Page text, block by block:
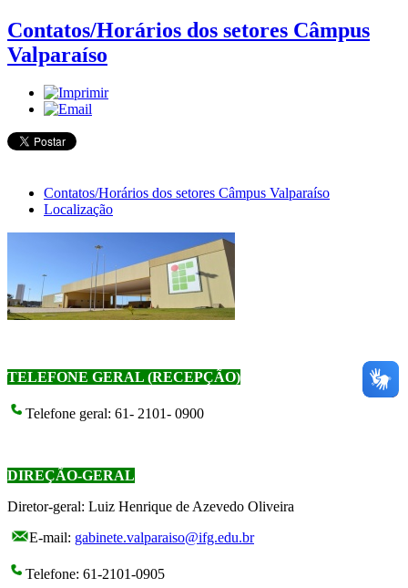
Contatos/Horários dos setores Câmpus
Valparaíso
Contatos/Horários dos setores Câmpus Valparaíso
Localização
TELEFONE GERAL (RECEPÇÃO)
Telefone geral: 61- 2101- 0900
DIREÇÃO-GERAL
Diretor-geral: Luiz Henrique de Azevedo Oliveira
E-mail: gabinete.valparaiso@ifg.edu.br
Telefone: 61-2101-0905